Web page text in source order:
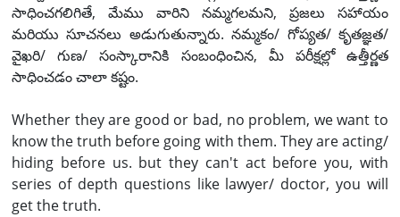
సాధించగలిగితే, మేము వారిని నమ్మగలమని, ప్రజలు సహాయం
మరియు సూచనలు అడుగుతున్నారు. నమ్మకం/ గోప్యత/ కృతజ్ఞత/
వైఖరి/ గుణ/ సంస్కారానికి సంబంధించిన, మీ పరీక్షల్లో ఉత్తీర్ణత
సాధించడం చాలా కష్టం.
Whether they are good or bad, no problem, we want to
know the truth before going with them. They are acting/
hiding before us. but they can't act before you, with
series of depth questions like lawyer/ doctor, you will
get the truth.